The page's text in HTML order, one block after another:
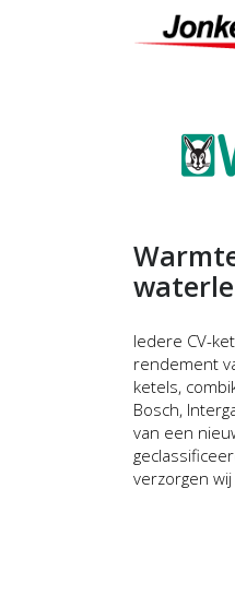
Iedere CV-
rendement
ketels,
Bosch,
van een
verzorgen